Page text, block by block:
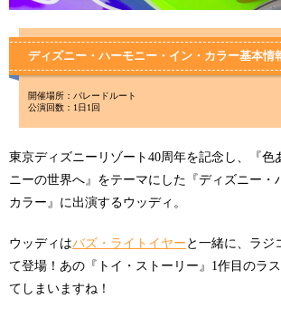
ディズニー・ハーモニー・イン・カラー基本情
開催場所：パレードルート
公演回数：1日1回
東京ディズニーリゾート40周年を記念し、『色
ニーの世界へ』をテーマにした『ディズニー・
カラー』に出演するウッディ。
ウッディはバズ・ライトイヤー と一緒に、ラジ
て登場！あの『トイ・ストーリー』1作目のラ
てしまいますね！